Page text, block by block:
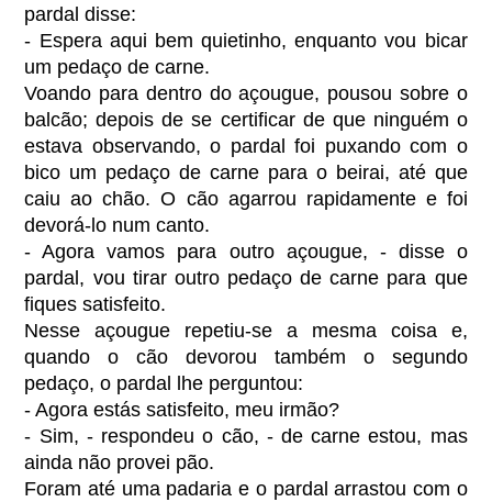
pardal disse:
- Espera aqui bem quietinho, enquanto vou bicar
um pedaço de carne.
Voando para dentro do açougue, pousou sobre o
balcão; depois de se certificar de que ninguém o
estava observando, o pardal foi puxando com o
bico um pedaço de carne para o beirai, até que
caiu ao chão. O cão agarrou rapidamente e foi
devorá-lo num canto.
- Agora vamos para outro açougue, - disse o
pardal, vou tirar outro pedaço de carne para que
fiques satisfeito.
Nesse açougue repetiu-se a mesma coisa e,
quando o cão devorou também o segundo
pedaço, o pardal lhe perguntou:
- Agora estás satisfeito, meu irmão?
- Sim, - respondeu o cão, - de carne estou, mas
ainda não provei pão.
Foram até uma padaria e o pardal arrastou com o